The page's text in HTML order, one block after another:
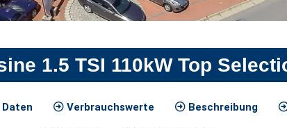
1.5 TSI 110kW Top
Verbrauchswerte Beschreibung